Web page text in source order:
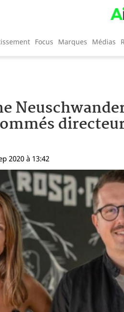
Focus Marques Médias
2020 à 13:42